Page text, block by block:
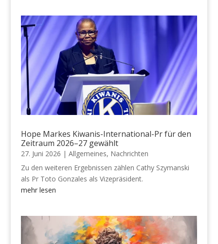
Hope Markes Kiwanis-International-Pr für den
Zeitraum 2026–27 gewählt
27. Juni 2026 | Allgemeines, Nachrichten
Zu den weiteren Ergebnissen zählen Cathy Szymanski
als Pr Toto Gonzales als Vizepräsident.
mehr lesen